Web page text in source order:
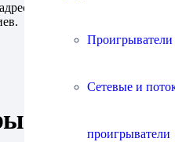
Сетевые и
проигрыватели
сайта в этом браузере для